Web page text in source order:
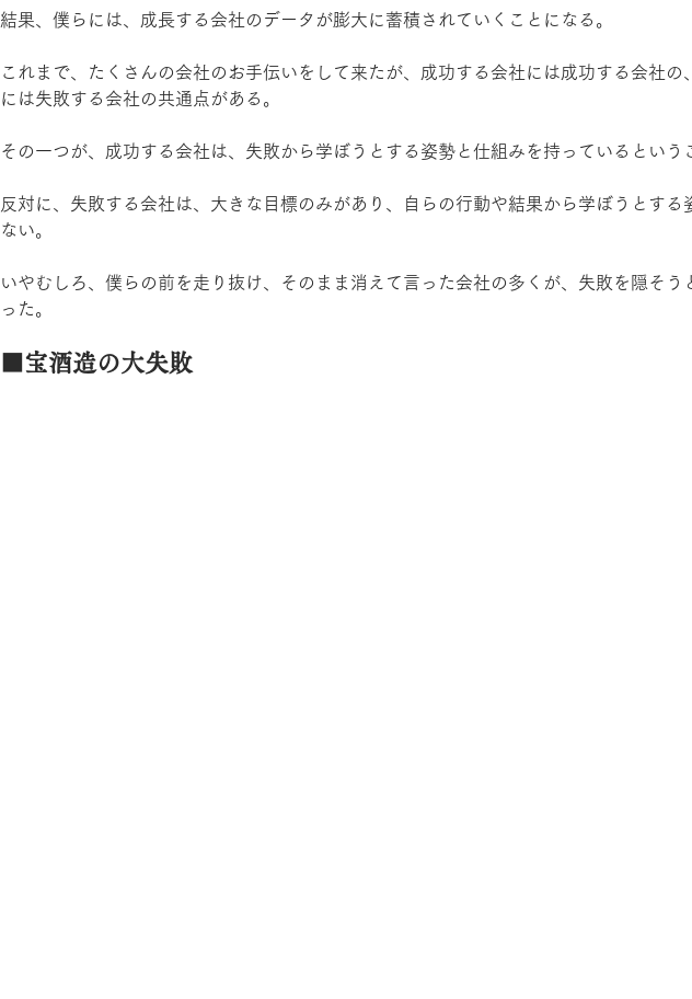
結果、僕らには、成長する会社のデータが膨大に蓄積されていくことになる。
これまで、たくさんの会社のお手伝いをして来たが、成功する会社には成功する会社の
には失敗する会社の共通点がある。
その一つが、成功する会社は、失敗から学ぼうとする姿勢と仕組みを持っているという
反対に、失敗する会社は、大きな目標のみがあり、自らの行動や結果から学ぼうとする
ない。
いやむしろ、僕らの前を走り抜け、そのまま消えて言った会社の多くが、失敗を隠そう
った。
■宝酒造の大失敗